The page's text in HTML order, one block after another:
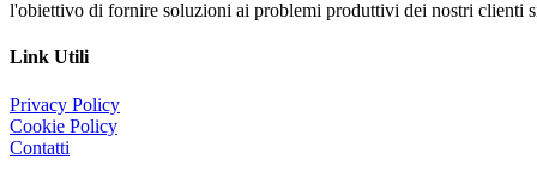
l'obiettivo di fornire soluzioni ai problemi produttivi dei nostri clienti
Link Utili
Privacy Policy
Cookie Policy
Contatti